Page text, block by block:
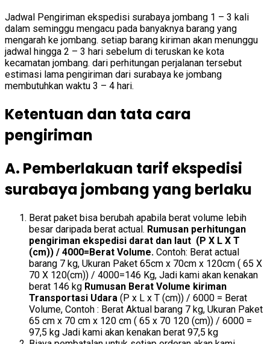
Jadwal Pengiriman ekspedisi surabaya jombang 1 – 3 kali
dalam seminggu mengacu pada banyaknya barang yang
mengarah ke jombang. setiap barang kiriman akan menunggu
jadwal hingga 2 – 3 hari sebelum di teruskan ke kota
kecamatan jombang. dari perhitungan perjalanan tersebut
estimasi lama pengiriman dari surabaya ke jombang
membutuhkan waktu 3 – 4 hari.
Ketentuan dan tata cara
pengiriman
A. Pemberlakuan tarif ekspedisi
surabaya jombang yang berlaku
Berat paket bisa berubah apabila berat volume lebih
besar daripada berat actual. Rumusan perhitungan
pengiriman ekspedisi darat dan laut (P X L X T
(cm)) / 4000=Berat Volume. Contoh: Berat actual
barang 7 kg, Ukuran Paket 65cm x 70cm x 120cm ( 65 X
70 X 120(cm)) / 4000=146 Kg, Jadi kami akan kenakan
berat 146 kg Rumusan Berat Volume kiriman
Transportasi Udara (P x L x T (cm)) / 6000 = Berat
Volume, Contoh : Berat Aktual barang 7 kg, Ukuran Paket
65 cm x 70 cm x 120 cm ( 65 x 70 120 (cm)) / 6000 =
97,5 kg Jadi kami akan kenakan berat 97,5 kg